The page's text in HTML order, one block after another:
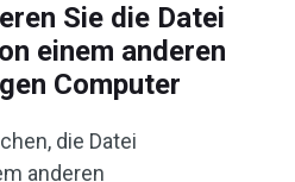
Sie die Datei
einem anderen
Computer
die Datei
anderen